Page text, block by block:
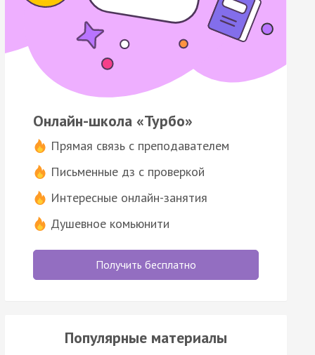
Онлайн-школа «Турбо»
Прямая связь с преподавателем
Письменные дз с проверкой
Интересные онлайн-занятия
Душевное комьюнити
Получить бесплатно
Популярные материалы